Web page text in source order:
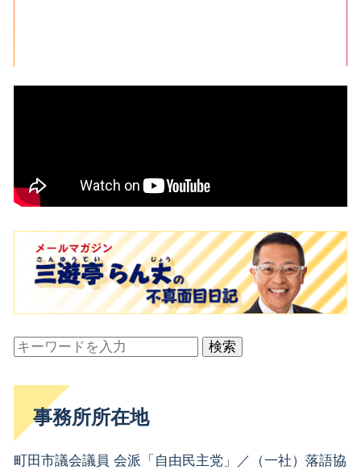
検索
事務所所在地
町田市議会議員 会派「自由民主党」／（一社）落語協